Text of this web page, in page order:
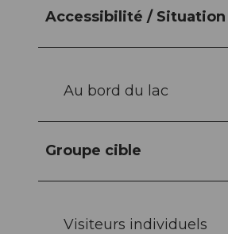
Accessibilité / Situation
Au bord du lac
Groupe cible
Visiteurs individuels